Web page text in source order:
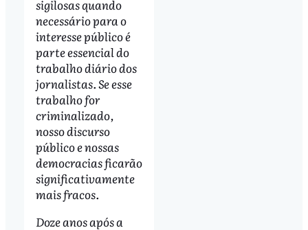
sigilosas quando
necessário para o
interesse público é
parte essencial do
trabalho diário dos
jornalistas. Se esse
trabalho for
criminalizado,
nosso discurso
público e nossas
democracias ficarão
significativamente
mais fracos.
Doze anos após a